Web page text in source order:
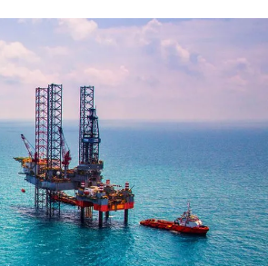
peuvent être exposés à des vapeurs et
des gaz inflammables.